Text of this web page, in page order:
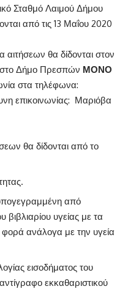
Σταθμό Λαιμού Δήμου
από τις 13 Μαΐου 2020
θα δίδονται στον
Δήμο Πρεσπών ΜΟΝΟ
στα τηλέφωνα:
επικοινωνίας: Μαριόβα
θα δίδονται από το
από
υγείας με τα
ανάλογα με την υγεία
εισοδήματος του
εκκαθαριστικού